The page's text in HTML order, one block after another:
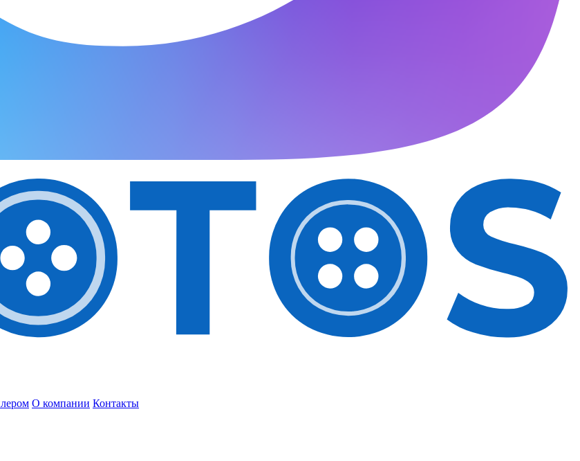
О компании Контакты